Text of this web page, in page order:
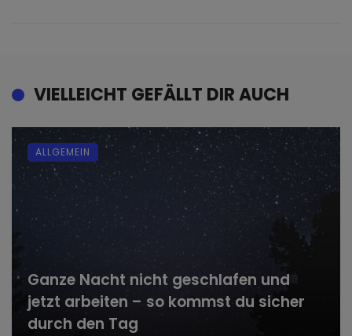
VIELLEICHT GEFÄLLT DIR AUCH
Ganze Nacht nicht geschlafen und
jetzt arbeiten – so kommst du sicher
durch den Tag
ALLGEMEIN